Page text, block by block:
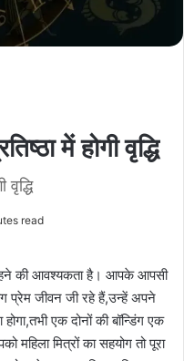
में होगी वृद्धि
वृद्धि
read
की आवश्यकता है। आपके आपसी
प्रेम जीवन जी रहे हैं,उन्हें अपने
एक दोनों की बॉन्डिंग एक
महिला मित्रों का सहयोग तो पूरा